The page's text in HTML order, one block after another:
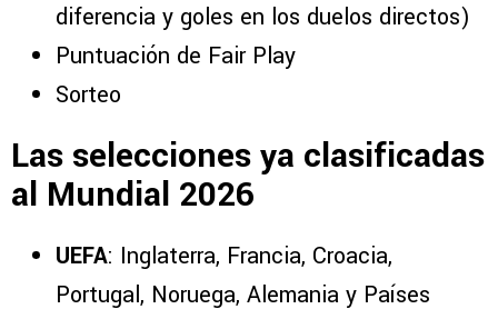
diferencia y goles en los duelos directos)
Puntuación de Fair Play
Sorteo
Las selecciones ya clasificadas
al Mundial 2026
UEFA: Inglaterra, Francia, Croacia,
Portugal, Noruega, Alemania y Países